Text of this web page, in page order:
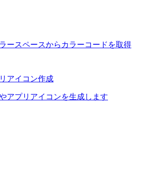
ースペースからカラーコードを取得
アイコン作成
アプリアイコンを生成します